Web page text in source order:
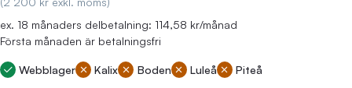
ex. 18 månaders delbetalning: 114,58 kr/månad
Första månaden är betalningsfri
Webblager Kalix Boden Luleå Piteå